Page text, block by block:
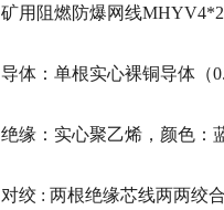
矿用阻燃防爆网线
导体：单根实心裸铜导体（
绝缘：实心聚乙烯，颜色：
对绞 : 两根绝缘芯线两两绞